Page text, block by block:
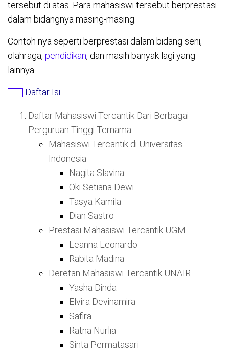
tersebut di atas. Para mahasiswi tersebut berprestasi
dalam bidangnya masing-masing.
Contoh nya seperti berprestasi dalam bidang seni,
olahraga, pendidikan, dan masih banyak lagi yang
lainnya.
Daftar Isi
Daftar Mahasiswi Tercantik Dari Berbagai
Perguruan Tinggi Ternama
Mahasiswi Tercantik di Universitas
Indonesia
Nagita Slavina
Oki Setiana Dewi
Tasya Kamila
Dian Sastro
Prestasi Mahasiswi Tercantik UGM
Leanna Leonardo
Rabita Madina
Deretan Mahasiswi Tercantik UNAIR
Yasha Dinda
Elvira Devinamira
Safira
Ratna Nurlia
Sinta Permatasari